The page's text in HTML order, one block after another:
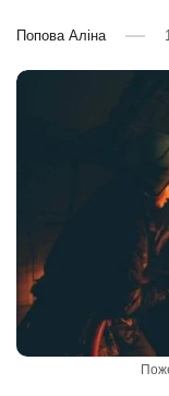
Попова Аліна